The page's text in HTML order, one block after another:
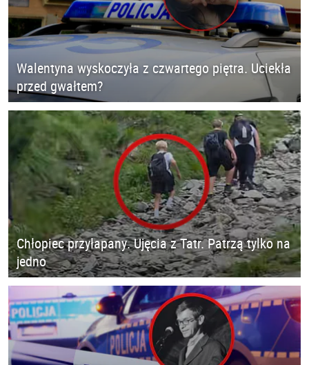
Walentyna wyskoczyła z czwartego piętra. Uciekła
przed gwałtem?
Chłopiec przyłapany. Ujęcia z Tatr. Patrzą tylko na
jedno